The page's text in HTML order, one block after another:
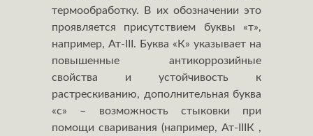
термообработку. В их обозначении это
проявляется присутствием буквы «т»,
например, Ат-III. Буква «К» указывает на
повышенные антикоррозийные
свойства и устойчивость к
растрескиванию, дополнительная буква
«с» – возможность стыковки при
помощи сваривания (например, Ат-IIIК ,